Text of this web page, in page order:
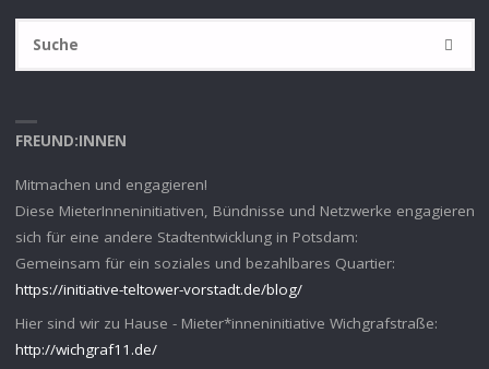
SUCHE
FREUND:INNEN
Mitmachen und engagieren!
Diese MieterInneninitiativen, Bündnisse und Netzwerke engagieren
sich für eine andere Stadtentwicklung in Potsdam:
Gemeinsam für ein soziales und bezahlbares Quartier:
https://initiative-teltower-vorstadt.de/blog/
Hier sind wir zu Hause - Mieter*inneninitiative Wichgrafstraße:
http://wichgraf11.de/